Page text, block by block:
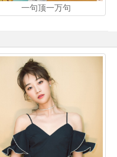
一句顶一万句